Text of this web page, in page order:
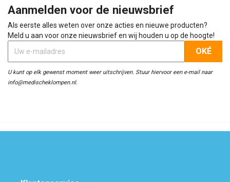
Aanmelden voor de nieuwsbrief
Als eerste alles weten over onze acties en nieuwe producten?
Meld u aan voor onze nieuwsbrief en wij houden u op de hoogte!
U kunt op elk gewenst moment weer uitschrijven. Stuur hiervoor een e-mail naar
info@medischeklompen.nl.